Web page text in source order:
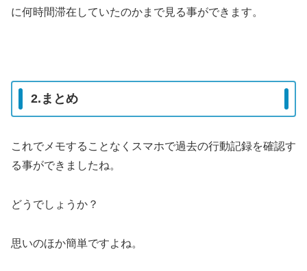
に何時間滞在していたのかまで見る事ができます。
2.まとめ
これでメモすることなくスマホで過去の行動記録を確認す
る事ができましたね。
どうでしょうか？
思いのほか簡単ですよね。